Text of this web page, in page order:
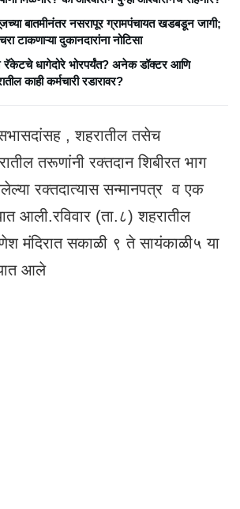
बातमीनंतर नसरापूर ग्रामपंचायत खडबडून जागी;
टाकणाऱ्या दुकानदारांना नोटिसा
रॅकेटचे धागेदोरे भोरपर्यंत? अनेक डॉक्टर आणि
काही कर्मचारी रडारावर?
, शहरातील तसेच
तरूणांनी रक्तदान शिबीरत भाग
रक्तदात्यास सन्मानपत्र व एक
आली.रविवार (ता.८) शहरातील
मंदिरात सकाळी ९ ते सायंकाळी५ या
आले